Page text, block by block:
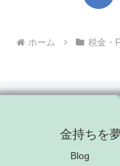
ホーム 税金・
金持ちを
Blog